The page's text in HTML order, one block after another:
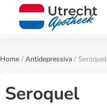
Home / Antidepressiva / Seroquel
Seroquel